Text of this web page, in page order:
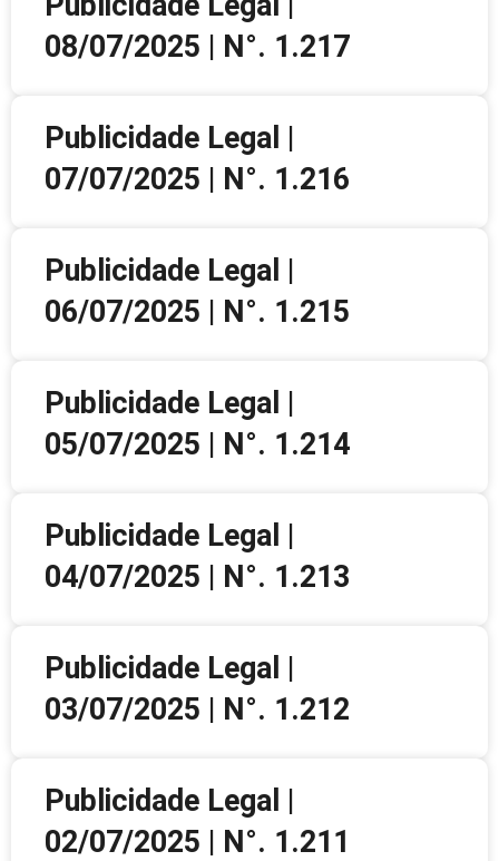
08/07/2025 | N°. 1.217
Publicidade Legal |
07/07/2025 | N°. 1.216
Publicidade Legal |
06/07/2025 | N°. 1.215
Publicidade Legal |
05/07/2025 | N°. 1.214
Publicidade Legal |
04/07/2025 | N°. 1.213
Publicidade Legal |
03/07/2025 | N°. 1.212
Publicidade Legal |
02/07/2025 | N°. 1.211